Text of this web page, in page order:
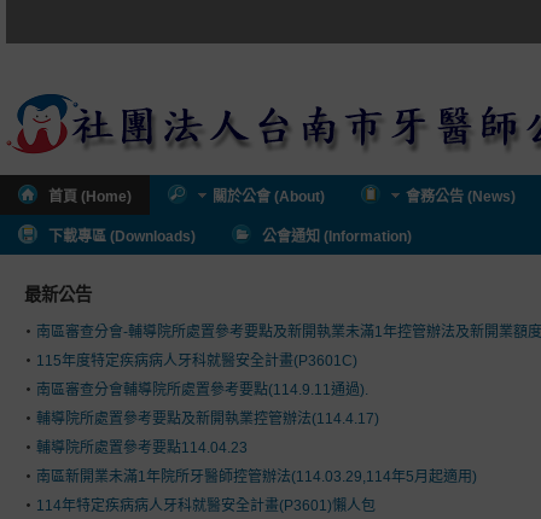
首頁 (Home) 關於公會 (About) 會務公告 (News)
下載專區 (Downloads) 公會通知 (Information)
最新公告
南區審查分會-輔導院所處置參考要點及新開執業未滿1年控管辦法及新開業額
115年度特定疾病病人牙科就醫安全計畫(P3601C)
南區審查分會輔導院所處置參考要點(114.9.11通過).
輔導院所處置參考要點及新開執業控管辦法(114.4.17)
輔導院所處置參考要點114.04.23
南區新開業未滿1年院所牙醫師控管辦法(114.03.29,114年5月起適用)
114年特定疾病病人牙科就醫安全計畫(P3601)懶人包